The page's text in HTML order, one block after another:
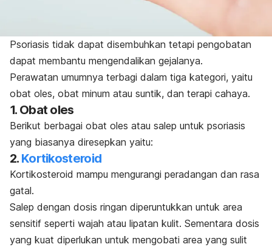
Psoriasis tidak dapat disembuhkan tetapi pengobatan
dapat membantu mengendalikan gejalanya.
Perawatan umumnya terbagi dalam tiga kategori, yaitu
obat oles, obat minum atau suntik, dan terapi cahaya.
1. Obat oles
Berikut berbagai obat oles atau salep untuk psoriasis
yang biasanya diresepkan yaitu:
2. Kortikosteroid
Kortikosteroid mampu mengurangi peradangan dan rasa
gatal.
Salep dengan dosis ringan diperuntukkan untuk area
sensitif seperti wajah atau lipatan kulit. Sementara dosis
yang kuat diperlukan untuk mengobati area yang sulit